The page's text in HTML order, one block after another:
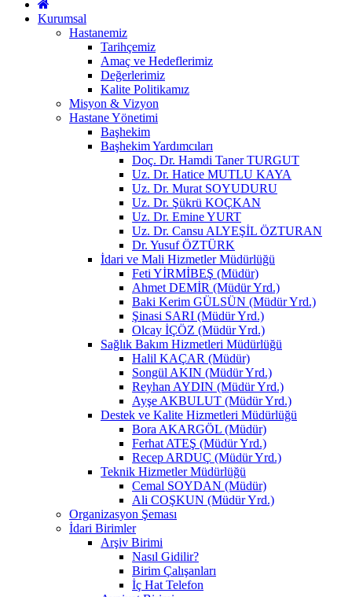
Kurumsal
Hastanemiz
Tarihçemiz
Amaç ve Hedeflerimiz
Değerlerimiz
Kalite Politikamız
Misyon & Vizyon
Hastane Yönetimi
Başhekim
Başhekim Yardımcıları
Doç. Dr. Hamdi Taner TURGUT
Uz. Dr. Hatice MUTLU KAYA
Uz. Dr. Murat SOYUDURU
Uz. Dr. Şükrü KOÇKAN
Uz. Dr. Emine YURT
Uz. Dr. Cansu ALYEŞİL ÖZTURAN
Dr. Yusuf ÖZTÜRK
İdari ve Mali Hizmetler Müdürlüğü
Feti YİRMİBEŞ (Müdür)
Ahmet DEMİR (Müdür Yrd.)
Baki Kerim GÜLSÜN (Müdür Yrd.)
Şinasi SARI (Müdür Yrd.)
Olcay İÇÖZ (Müdür Yrd.)
Sağlık Bakım Hizmetleri Müdürlüğü
Halil KAÇAR (Müdür)
Songül AKIN (Müdür Yrd.)
Reyhan AYDIN (Müdür Yrd.)
Ayşe AKBULUT (Müdür Yrd.)
Destek ve Kalite Hizmetleri Müdürlüğü
Bora AKARGÖL (Müdür)
Ferhat ATEŞ (Müdür Yrd.)
Recep ARDUÇ (Müdür Yrd.)
Teknik Hizmetler Müdürlüğü
Cemal SOYDAN (Müdür)
Ali COŞKUN (Müdür Yrd.)
Organizasyon Şeması
İdari Birimler
Arşiv Birimi
Nasıl Gidilir?
Birim Çalışanları
İç Hat Telefon